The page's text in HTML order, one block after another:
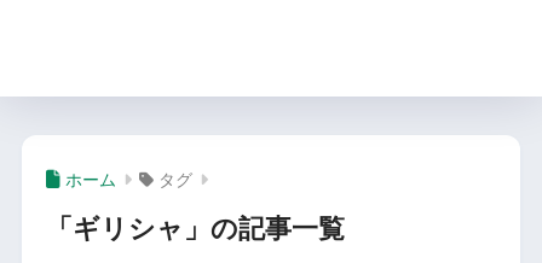
ホーム タグ
「ギリシャ」の記事一覧